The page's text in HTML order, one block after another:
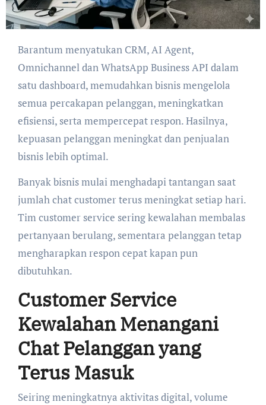
Barantum menyatukan CRM, AI Agent,
Omnichannel dan WhatsApp Business API dalam
satu dashboard, memudahkan bisnis mengelola
semua percakapan pelanggan, meningkatkan
efisiensi, serta mempercepat respon. Hasilnya,
kepuasan pelanggan meningkat dan penjualan
bisnis lebih optimal.
Banyak bisnis mulai menghadapi tantangan saat
jumlah chat customer terus meningkat setiap hari.
Tim customer service sering kewalahan membalas
pertanyaan berulang, sementara pelanggan tetap
mengharapkan respon cepat kapan pun
dibutuhkan.
Customer Service
Kewalahan Menangani
Chat Pelanggan yang
Terus Masuk
Seiring meningkatnya aktivitas digital, volume